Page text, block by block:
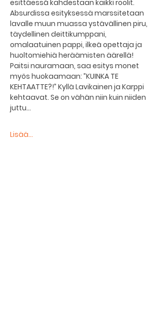
esittäessä kahdestaan kaikki roolit.
Absurdissa esityksessä marssitetaan
lavalle muun muassa ystävällinen piru,
täydellinen deittikumppani,
omalaatuinen pappi, ilkeä opettaja ja
huoltomiehiä heräämisten äärellä!
Paitsi nauramaan, saa esitys monet
myös huokaamaan: ”KUINKA TE
KEHTAATTE?!” Kyllä Lavikainen ja Karppi
kehtaavat. Se on vähän niin kuin niiden
juttu…
Lisää...